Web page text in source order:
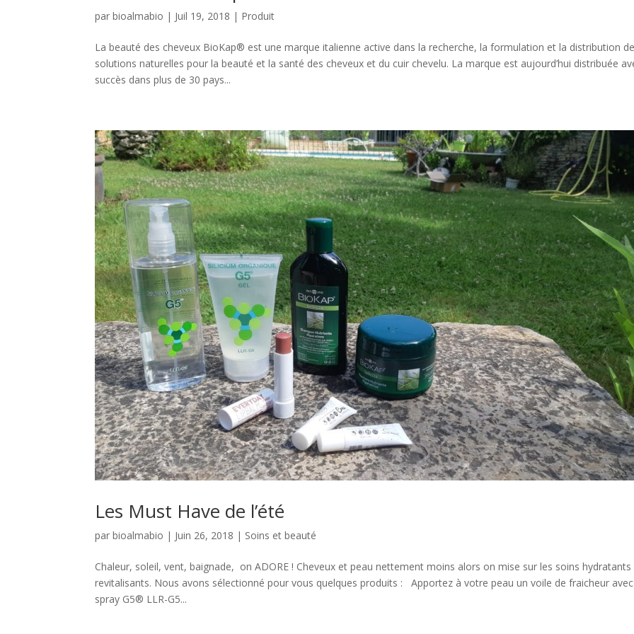
parbioalmabio | Juil 19, 2018 | Produit
La beauté des cheveux BioKap® est une marque italienne active dans la recherche, la formulation et la distribution
solutions naturelles pour la beauté et la santé des cheveux et du cuir chevelu. La marque est aujourd’hui distribuée
succès dans plus de 30 pays...
Les Must Have de l’été
parbioalmabio | Juin 26, 2018 | Soins et beauté
Chaleur, soleil, vent, baignade, on ADORE ! Cheveux et peau nettement moins alors on mise sur les soins
revitalisants. Nous avons sélectionné pour vous quelques produits : Apportez à votre peau un voile de fraicheur
spray G5® LLR-G5...